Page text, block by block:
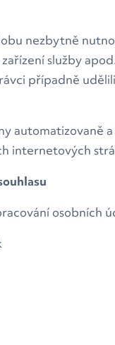
nezbytně
služby
případně
internetových